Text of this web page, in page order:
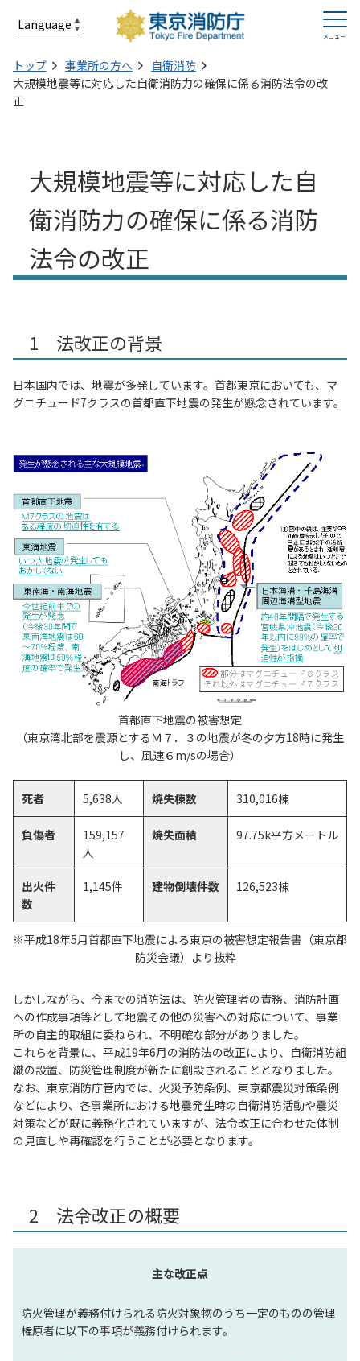
トップ 事業所の方へ
自衛消防
大規模地震等に対応した自衛消防力の確保に係る消防法令の改
正
大規模地震等に対応した自
衛消防力の確保に係る消防
法令の改正
1 法改正の背景
日本国内では、地震が多発しています。首都東京においても、マ
グニチュード7クラスの首都直下地震の発生が懸念されています。
首都直下地震の被害想定
（東京湾北部を震源とするＭ７．３の地震が冬の夕方18時に発生
し、風速６m/sの場合）
死者 5,638人 焼失棟数 310,016棟
負傷者
159,157
人
焼失面積 97.75k平方メートル
出火件
数
1,145件 建物倒壊件数 126,523棟
平成18年5月首都直下地震による東京の被害想定報告書（東京都
防災会議）より抜粋
しかしながら、今までの消防法は、防火管理者の責務、消防計画
への作成事項等として地震その他の災害への対応について、事業
所の自主的取組に委ねられ、不明確な部分がありました。
これらを背景に、平成19年6月の消防法の改正により、自衛消防組
織の設置、防災管理制度が新たに創設されることとなりました。
なお、東京消防庁管内では、火災予防条例、東京都震災対策条例
などにより、各事業所における地震発生時の自衛消防活動や震災
対策などが既に義務化されていますが、法令改正に合わせた体制
の見直しや再確認を行うことが必要となります。
2 法令改正の概要
主な改正点
防火管理が義務付けられる防火対象物のうち一定のものの管理
権原者に以下の事項が義務付けられます。